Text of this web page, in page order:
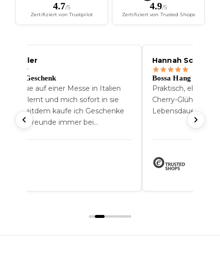
4.7/5
Zertifiziert von Trustpilot
4.9/5
Zertifiziert von Trusted Shops
Muller
beste Geschenk
habe sie auf einer Messe in Italien
und mich sofort in sie
Seitdem kaufe ich Geschenke
meine Freunde immer bei
Hannah Schofer
Bossa Hang
Praktisch, elegant
Cherry-Glühbirne
Lebensdauer.